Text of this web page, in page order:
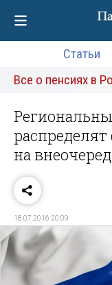
Статьи
Все о пенсиях в
на
18.07.2016 20:09